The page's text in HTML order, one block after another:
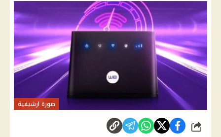
صورة ارشيفية
شارك